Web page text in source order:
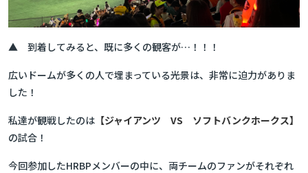
▲ 到着してみると、既に多くの観客が…！！！
広いドームが多くの人で埋まっている光景は、非常に迫力がありま
した！
私達が観戦したのは 【ジャイアンツ VS ソフトバンクホークス】
の試合！
今回参加したHRBPメンバーの中に、両チームのファンがそれぞれ